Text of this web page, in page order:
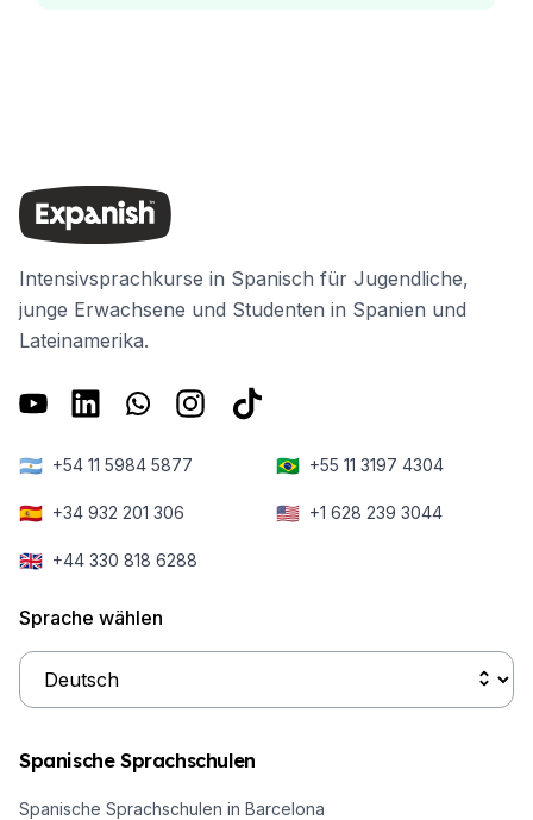
Intensivsprachkurse in Spanisch für Jugendliche,
junge Erwachsene und Studenten in Spanien und
Lateinamerika.
🇦🇷 +54 11 5984 5877 🇧🇷 +55 11 3197 4304
🇪🇸 +34 932 201 306 🇺🇸 +1 628 239 3044
🇬🇧 +44 330 818 6288
Sprache wählen
Spanische Sprachschulen
Spanische Sprachschulen in Barcelona